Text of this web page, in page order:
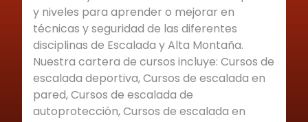
y niveles para aprender o mejorar en
técnicas y seguridad de las diferentes
disciplinas de Escalada y Alta Montaña.
Nuestra cartera de cursos incluye: Cursos de
escalada deportiva, Cursos de escalada en
pared, Cursos de escalada de
autoprotección, Cursos de escalada en